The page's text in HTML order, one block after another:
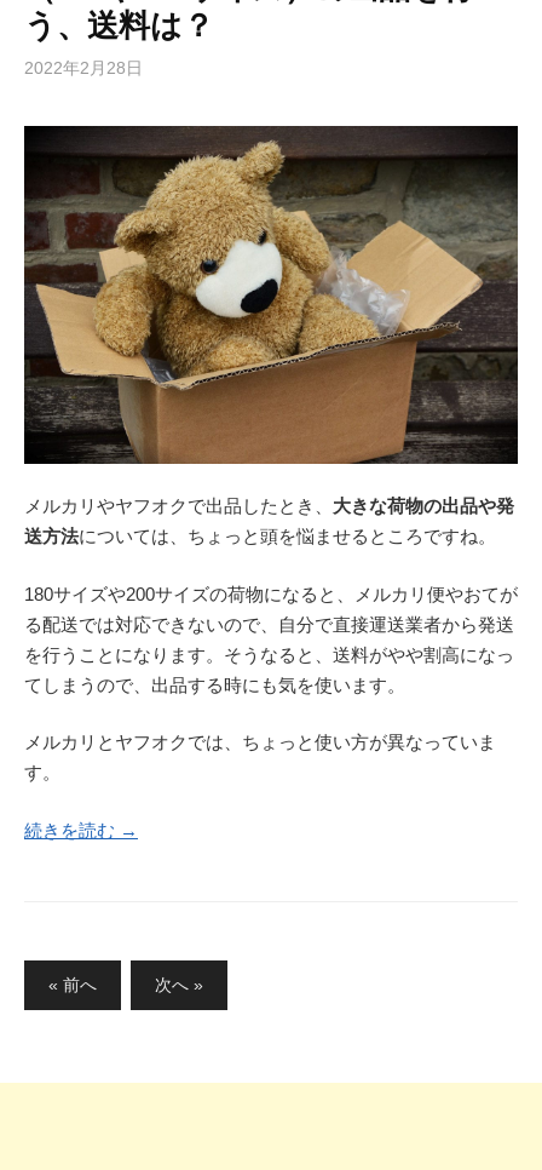
う、送料は？
2022年2月28日
メルカリやヤフオクで出品したとき、 大きな荷物の出品や発
送方法については、ちょっと頭を悩ませるところですね。
180サイズや200サイズの荷物になると、メルカリ便やおてが
る配送では対応できないので、自分で直接運送業者から発送
を行うことになります。そうなると、送料がやや割高になっ
てしまうので、出品する時にも気を使います。
メルカリとヤフオクでは、ちょっと使い方が異なっていま
す。
続きを読む →
稿
ペ
« 前へ 次へ »